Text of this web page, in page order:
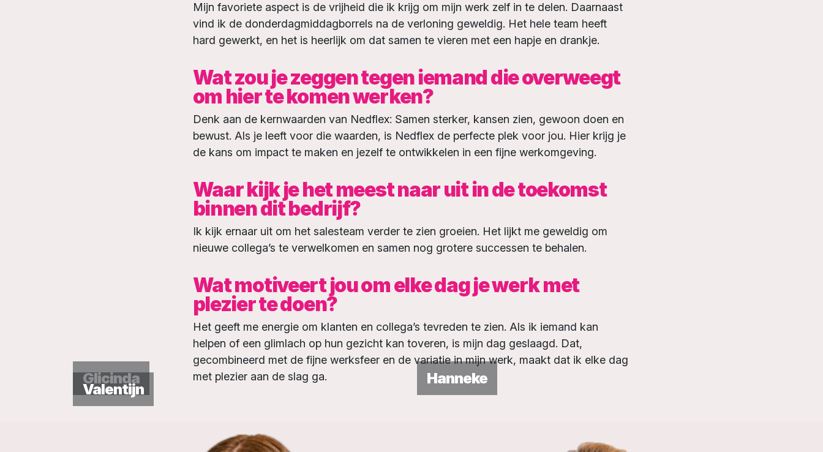
Mijn favoriete aspect is de vrijheid die ik krijg om mijn werk zelf in te delen. Daarnaast
vind ik de donderdagmiddagborrels na de verloning geweldig. Het hele team heeft
hard gewerkt, en het is heerlijk om dat samen te vieren met een hapje en drankje.
Wat zou je zeggen tegen iemand die overweegt
om hier te komen werken?
Denk aan de kernwaarden van Nedflex: Samen sterker, kansen zien, gewoon doen en
bewust. Als je leeft voor die waarden, is Nedflex de perfecte plek voor jou. Hier krijg je
de kans om impact te maken en jezelf te ontwikkelen in een fijne werkomgeving.
Waar kijk je het meest naar uit in de toekomst
binnen dit bedrijf?
Ik kijk ernaar uit om het salesteam verder te zien groeien. Het lijkt me geweldig om
nieuwe collega’s te verwelkomen en samen nog grotere successen te behalen.
Wat motiveert jou om elke dag je werk met
plezier te doen?
Het geeft me energie om klanten en collega’s tevreden te zien. Als ik iemand kan
helpen of een glimlach op hun gezicht kan toveren, is mijn dag geslaagd. Dat,
gecombineerd met de fijne werksfeer en de variatie in mijn werk, maakt dat ik elke dag
met plezier aan de slag ga.
Glicinda
aan mijn werk
kan maken
voor mensen.
Hanneke
gelachen
en
gewerkt
Valentijn
waar je
veel meer waard